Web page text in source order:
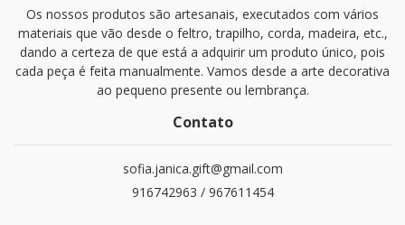
Os nossos produtos são artesanais, executados com vários
materiais que vão desde o feltro, trapilho, corda, madeira, etc.,
dando a certeza de que está a adquirir um produto único, pois
cada peça é feita manualmente. Vamos desde a arte decorativa
ao pequeno presente ou lembrança.
Contato
sofia.janica.gift@gmail.com
916742963 / 967611454